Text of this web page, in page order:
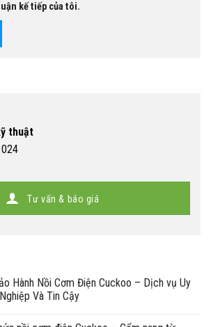
kế tiếp của tôi.
thuật
Tư vấn & báo giá
Hành Nồi Cơm Điện Cuckoo – Dịch vụ Uy
Và Tin Cậy